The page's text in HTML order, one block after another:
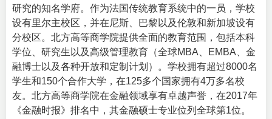
研究的知名学府。作为法国传统教育系统中的一员，学校
设有里尔主校区，并在尼斯、巴黎以及伦敦和新加坡设有
分校区。北方高等商学院提供全面的教育范围，包括本科
学位、研究生以及高级管理教育（全球MBA、EMBA、金
融博士以及各种开放和定制计划）。学校拥有超过8000名
学生和150个合作大学，在125多个国家拥有4万多名校
友。北方高等商学院在金融领域享有卓越声誉，在2017年
《金融时报》排名中，其金融硕士专业位列全球第1位。